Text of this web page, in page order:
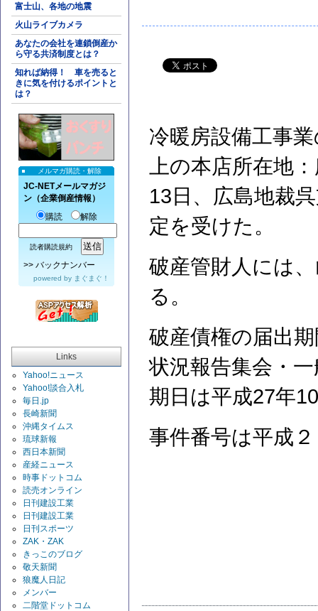
富士山、各地の地震
火山ライブカメラ
あなたの会社を連鎖倒産か
ら守る共済制度とは？
知れば納得！ 車を売ると
きに気を付けるポイントと
は？
メルマガ購読・解除
JC-NETメールマガジ
ン（企業倒産情報）
購読
解除
読者購読規約
>> バックナンバー
powered by まぐまぐ！
Links
Yahoo!ニュース
Yahoo!談合入札
毎日.jp
長崎新聞
沖縄タイムス
琉球新報
西日本新聞
産経ニュース
時事ドットコム
読売オンライン
日刊建設工業
日刊建設工業
日刊スポーツ
ZAK・ZAK
きっこのブログ
敬天新聞
狼魔人日記
メンバー
二階堂ドットコム
冷暖房設備工事
上の本店所在地
13日、広島地裁
定を受けた。
破産管財人には
る。
破産債権の届出
状況報告集会・
期日は平成27年
事件番号は平成